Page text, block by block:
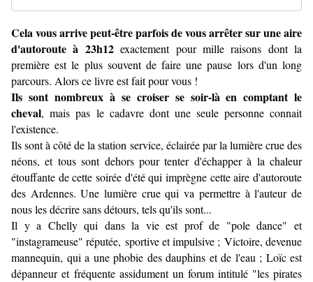
Cela vous arrive peut-être parfois de vous arrêter sur une aire
d'autoroute à 23h12exactement pour mille raisons dont la
première est le plus souvent de faire une pause lors d'un long
parcours. Alors ce livre est fait pour vous !
Ils sont nombreux à se croiser se soir-là en comptant le
cheval, mais pas le cadavre dont une seule personne connait
l'existence.
Ils sont à côté de la station service, éclairée par la lumière crue des
néons, et tous sont dehors pour tenter d'échapper à la chaleur
étouffante de cette soirée d'été qui imprègne cette aire d'autoroute
des Ardennes. Une lumière crue qui va permettre à l'auteur de
nous les décrire sans détours, tels qu'ils sont...
Il y a Chelly qui dans la vie est prof de "pole dance" et
"instagrameuse" réputée, sportive et impulsive ; Victoire, devenue
mannequin, qui a une phobie des dauphins et de l'eau ; Loïc est
dépanneur et fréquente assidument un forum intitulé "les pirates